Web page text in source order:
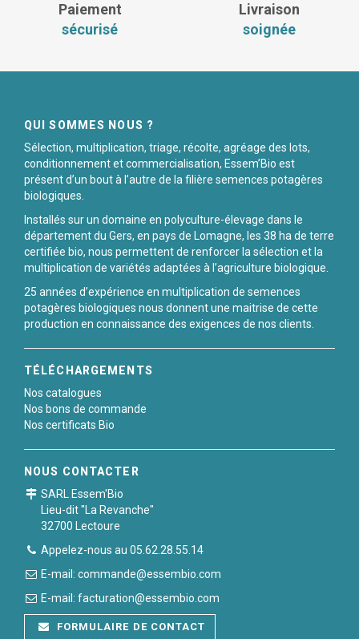
Paiement
sécurisé
Livraison
soignée
QUI SOMMES NOUS ?
Sélection, multiplication, triage, récolte, agréage des lots,
conditionnement et commercialisation, Essem’Bio est
présent d’un bout à l’autre de la filière semences potagères
biologiques.
Installés sur un domaine en polyculture-élevage dans le
département du Gers, en pays de Lomagne, les 38 ha de terre
certifiée bio, nous permettent de renforcer la sélection et la
multiplication de variétés adaptées à l’agriculture biologique.
25 années d’expérience en multiplication de semences
potagères biologiques nous donnent une maitrise de cette
production en connaissance des exigences de nos clients.
TÉLÉCHARGEMENTS
Nos catalogues
Nos bons de commande
Nos certificats Bio
NOUS CONTACTER
SARL Essem'Bio
Lieu-dit "La Revanche"
32700 Lectoure
Appelez-nous au 05.62.28.55.14
E-mail: commande@essembio.com
E-mail: facturation@essembio.com
FORMULAIRE DE CONTACT